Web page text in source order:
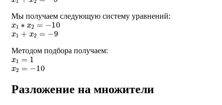
Мы получаем следующую систему уравнений:
x1∗x2=−10
x1 + x2 =−
Методом подбора получаем:
x1=1
x2 =− 10
Разложение на множители